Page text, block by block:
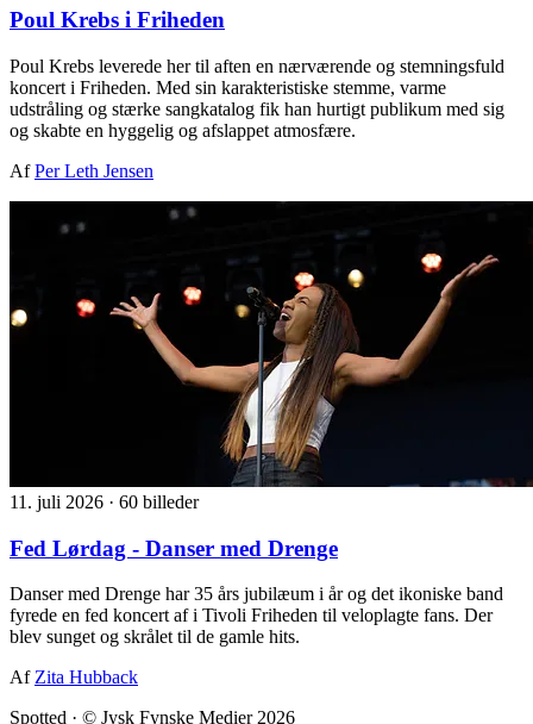
Poul Krebs i Friheden
Poul Krebs leverede her til aften en nærværende og stemningsfuld
koncert i Friheden. Med sin karakteristiske stemme, varme
udstråling og stærke sangkatalog fik han hurtigt publikum med sig
og skabte en hyggelig og afslappet atmosfære.
AfPer Leth Jensen
11. juli 2026 · 60 billeder
Fed Lørdag - Danser med Drenge
Danser med Drenge har 35 års jubilæum i år og det ikoniske band
fyrede en fed koncert af i Tivoli Friheden til veloplagte fans. Der
blev sunget og skrålet til de gamle hits.
Af Zita Hubback
Spotted · © Jysk Fynske Medier 2026